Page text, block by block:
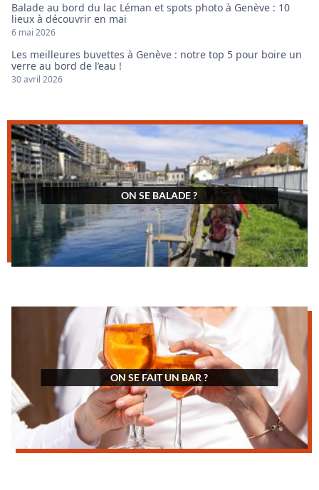
Balade au bord du lac Léman et spots photo à Genève : 10
lieux à découvrir en mai
6 mai 2026
Les meilleures buvettes à Genève : notre top 5 pour boire un
verre au bord de l’eau !
30 avril 2026
ON SE BALADE ?
ON SE FAIT UN BAR ?